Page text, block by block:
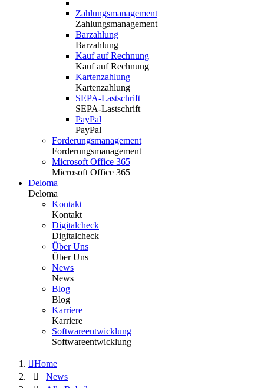
Zahlungsmanagement
Zahlungsmanagement
Barzahlung
Barzahlung
Kauf auf Rechnung
Kauf auf Rechnung
Kartenzahlung
Kartenzahlung
SEPA-Lastschrift
SEPA-Lastschrift
PayPal
PayPal
Forderungsmanagement
Forderungsmanagement
Microsoft Office 365
Microsoft Office 365
Deloma
Deloma
Kontakt
Kontakt
Digitalcheck
Digitalcheck
Über Uns
Über Uns
News
News
Blog
Blog
Karriere
Karriere
Softwareentwicklung
Softwareentwicklung
Home
News